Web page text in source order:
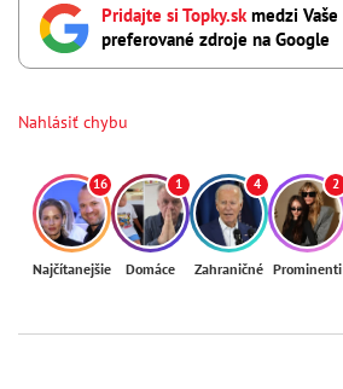
Pridajte si Topky.skmedzi Vaše
preferované zdroje na Google
Nahlásiť chybu
16
Najčítanejšie
1
Domáce
4
Zahraničné
2
Prominenti